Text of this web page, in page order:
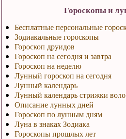
Гороскопы и
Бесплатные персональные
Зодиакальные гороскопы
Гороскоп друидов
Гороскоп на сегодня и завтра
Гороскоп на неделю
Лунный гороскоп на сегодня
Лунный календарь
Лунный календарь стрижки
Описание лунных дней
Гороскоп по лунным дням
Луна в знаках Зодиака
Гороскопы прошлых лет